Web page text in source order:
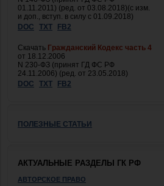
01.11.2011) (ред. от 03.08.2018)(с изм.
и доп., вступ. в силу с 01.09.2018)
DOC
TXT FB2
Скачать Гражданский Кодекс часть 4
от 18.12.2006
N 230-ФЗ (принят ГД ФС РФ
24.11.2006) (ред. от 23.05.2018)
DOC
TXT FB2
ПОЛЕЗНЫЕ СТАТЬИ
АКТУАЛЬНЫЕ РАЗДЕЛЫ ГК РФ
АВТОРСКОЕ ПРАВО